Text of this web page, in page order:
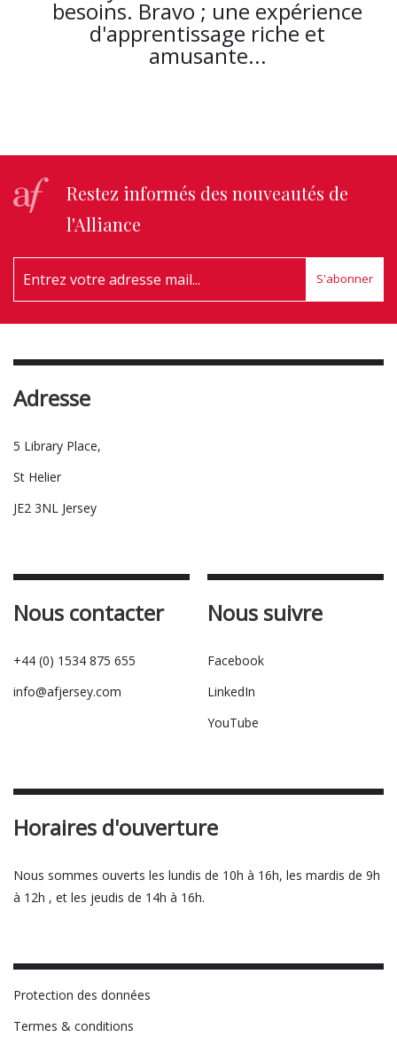
besoins. Bravo ; une expérience
d'apprentissage riche et
amusante...
Restez informés des nouveautés de
l'Alliance
S'abonner
Adresse
5 Library Place,
St Helier
JE2 3NL Jersey
Nous contacter
+44 (0) 1534 875 655
info@afjersey.com
Nous suivre
Facebook
LinkedIn
YouTube
Horaires d'ouverture
Nous sommes ouverts les lundis de 10h à 16h, les mardis de 9h
à 12h , et les jeudis de 14h à 16h.
Protection des données
Termes & conditions